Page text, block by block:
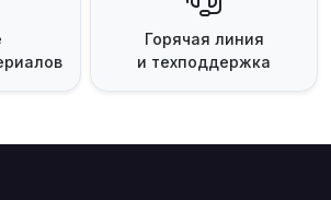
Горячая линия
и техподдержка